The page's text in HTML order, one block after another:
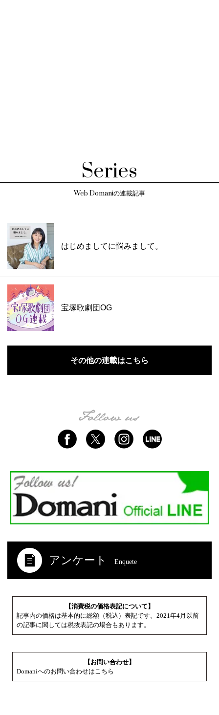
Series
Web Domaniの連載記事
はじめましてに悩みまして。
宝塚歌劇団OG
その他の連載はこちら
アンケート Enquete
【消費税の価格表記について】
記事内の価格は基本的に総額（税込）表記です。2021年4月以前
の記事に関しては税抜表記の場合もあります。
【お問い合わせ】
Domaniへのお問い合わせはこちら